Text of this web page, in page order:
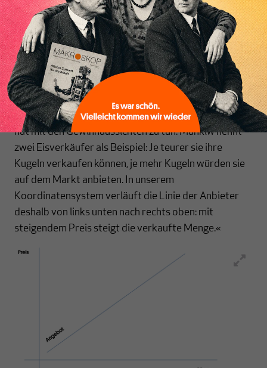
Inhaltsverzeichnis Wirklichkeit komplex ist und Modelle sehr kompliziert
würden, wenn man all diese Falle einbezieht. Die Frage
ist, ob stark vereinfachte Modelle die Funktionsweise
der Wirtschaft noch korrekt beschreiben. Darauf
kommen wir noch zu sprechen. Jetzt aber zur Frage:
Wie verhalten sich die Anbieter? Das erste was wir in
vielen Lehrbüchern lernen ist: Je mehr sie anbieten,
desto teurer muss das Produkt sein. Dieses Verhalten
hat mit den Gewinnaussichten zu tun. Mankiw nennt
zwei Eisverkäufer als Beispiel: Je teurer sie ihre
Kugeln verkaufen können, je mehr Kugeln würden sie
auf dem Markt anbieten. In unserem
Koordinatensystem verläuft die Linie der Anbieter
deshalb von links unten nach rechts oben: mit
steigendem Preis steigt die verkaufte Menge.«